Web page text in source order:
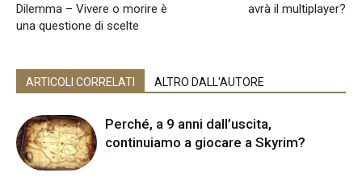
Dilemma – Vivere o morire è
una questione di scelte
avrà il multiplayer?
ARTICOLI CORRELATI ALTRO DALL'AUTORE
Perché, a 9 anni dall’uscita,
continuiamo a giocare a Skyrim?